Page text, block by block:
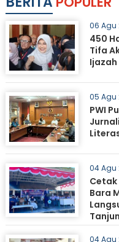
06 Agu
450
Tifa
05 Agu
PWI
04 Agu
Cetak
Bara
04 Agu